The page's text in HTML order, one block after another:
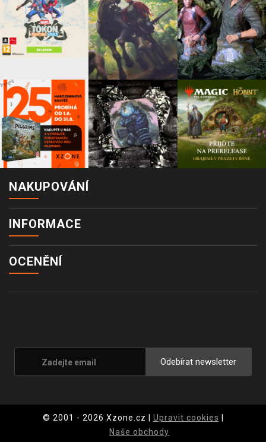
NAKUPOVÁNÍ
INFORMACE
OCENĚNÍ
Odebírat newsletter
© 2001 - 2026 Xzone.cz | Upravit cookies
Naše obchody